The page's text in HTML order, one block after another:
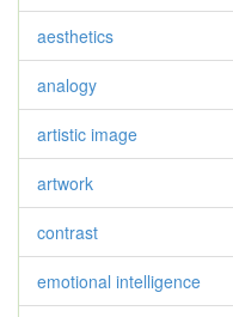
aesthetics
analogy
artistic image
artwork
contrast
emotional intelligence